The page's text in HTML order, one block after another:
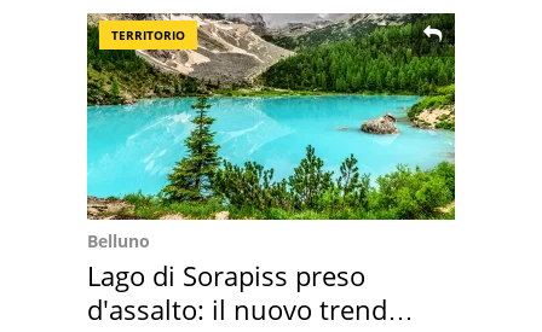
TERRITORIO
Belluno
Lago di Sorapiss preso
d'assalto: il nuovo trend